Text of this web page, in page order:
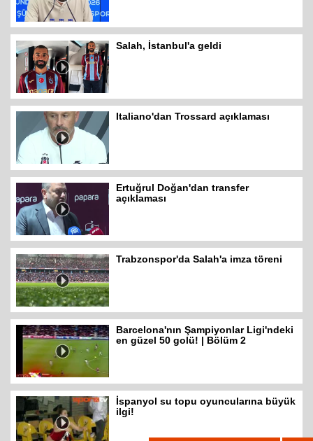
Salah, İstanbul'a geldi
Italiano'dan Trossard açıklaması
Ertuğrul Doğan'dan transfer
açıklaması
Trabzonspor'da Salah'a imza töreni
Barcelona'nın Şampiyonlar Ligi'ndeki
en güzel 50 golü! | Bölüm 2
İspanyol su topu oyuncularına büyük
ilgi!